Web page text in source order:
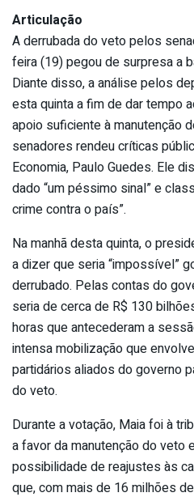
Articulação
A derrubada do veto pelos
feira (19) pegou de surpresa a
Diante disso, a análise pelos
esta quinta a fim de dar tempo
apoio suficiente à manutenção
senadores rendeu críticas
Economia, Paulo Guedes. Ele
dado “um péssimo sinal” e
crime contra o país”.
Na manhã desta quinta, o
a dizer que seria “impossível”
derrubado. Pelas contas do
seria de cerca de R$ 130
horas que antecederam a
intensa mobilização que
partidários aliados do governo
do veto.
Durante a votação, Maia foi à
a favor da manutenção do veto
possibilidade de reajustes às
que, com mais de 16 milhões